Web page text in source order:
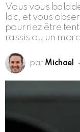
Vous vous
lac, et vous
pourriez être
rassis ou un
par Michael